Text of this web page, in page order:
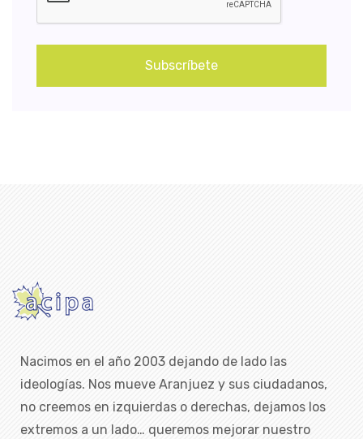
Subscríbete
Nacimos en el año 2003 dejando de lado las
ideologías. Nos mueve Aranjuez y sus ciudadanos,
no creemos en izquierdas o derechas, dejamos los
extremos a un lado… queremos mejorar nuestro